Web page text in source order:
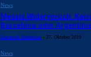
News
Messis Widerspruch:
Barcelona oder
Barçawelt Redaktion - 27. Oktober 2019
News